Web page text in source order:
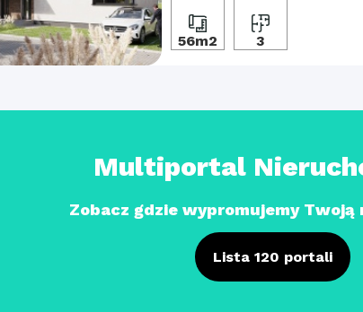
56m2 3
Multiportal
Zobacz gdzie wypromujemy Twoją
Lista 120 portali